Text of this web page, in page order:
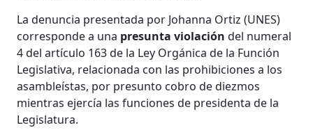
La denuncia presentada por Johanna Ortiz (UNES)
corresponde a una presunta violación del numeral
4 del artículo 163 de la Ley Orgánica de la Función
Legislativa, relacionada con las prohibiciones a los
asambleístas, por presunto cobro de diezmos
mientras ejercía las funciones de presidenta de la
Legislatura.